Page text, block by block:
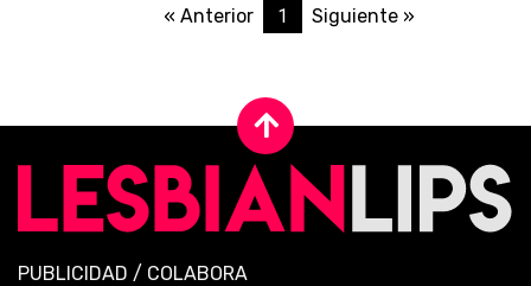
« Anterior 1 Siguiente »
PUBLICIDAD / COLABORA